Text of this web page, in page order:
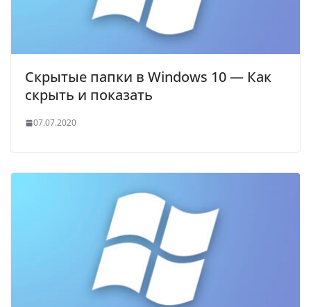
Скрытые папки в Windows 10 — Как
скрыть и показать
07.07.2020